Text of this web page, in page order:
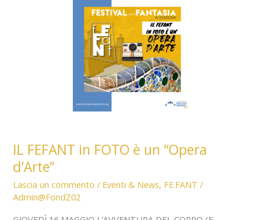
IL FEFANT in FOTO è un “Opera
d’Arte”
Lascia un commento / Eventi & News, FE.FANT /
Admin@FondZ02